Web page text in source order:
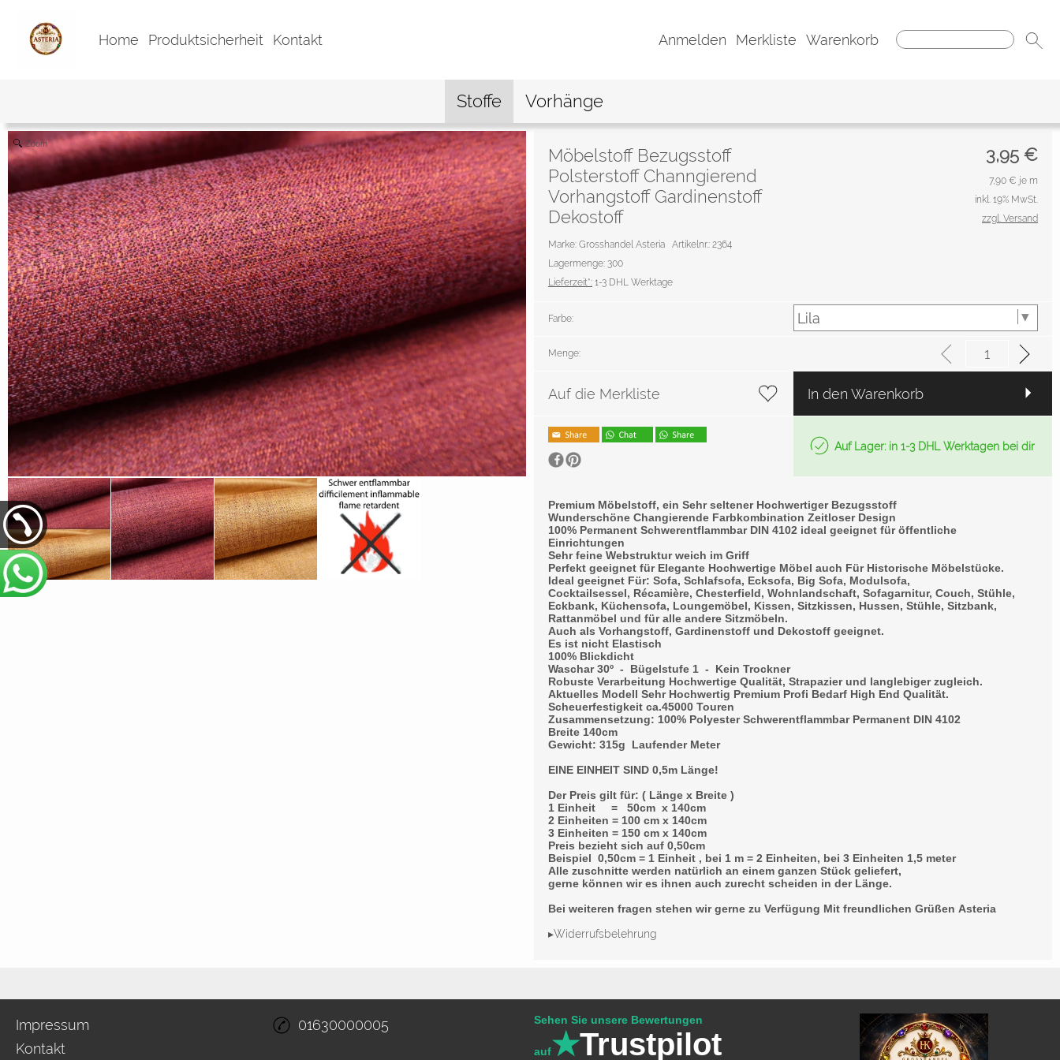
Home Produktsicherheit Kontakt Anmelden Merkliste Warenkorb
Stoffe Vorhänge
Zoom
3,95 €
Möbelstoff Bezugsstoff
Polsterstoff Channgierend
Vorhangstoff Gardinenstoff
Dekostoff
Marke: Grosshandel Asteria Artikelnr.: 2364
Lagermenge: 300
Lieferzeit*: 1-3 DHL Werktage
7,90 € je m
inkl. 19% MwSt.
zzgl. Versand
Farbe:
Menge:
Auf die Merkliste In den Warenkorb
Auf Lager: in 1-3 DHL Werktagen bei dir
Premium Möbelstoff, ein Sehr seltener Hochwertiger Bezugsstoff
Wunderschöne Changierende Farbkombination Zeitloser Design
100% Permanent Schwerentflammbar DIN 4102 ideal geeignet für öffentliche
Einrichtungen
Sehr feine Webstruktur weich im Griff
Perfekt geeignet für Elegante Hochwertige Möbel auch Für Historische Möbelstücke.
Ideal geeignet Für: Sofa, Schlafsofa, Ecksofa, Big Sofa, Modulsofa,
Cocktailsessel, Récamière, Chesterfield, Wohnlandschaft, Sofagarnitur, Couch, Stühle,
Eckbank, Küchensofa, Loungemöbel, Kissen, Sitzkissen, Hussen, Stühle, Sitzbank,
Rattanmöbel und für alle andere Sitzmöbeln.
Auch als Vorhangstoff, Gardinenstoff und Dekostoff geeignet.
Es ist nicht Elastisch
100% Blickdicht
Waschar 30º - Bügelstufe 1 - Kein Trockner
Robuste Verarbeitung Hochwertige Qualität, Strapazier und langlebiger zugleich.
Aktuelles Modell Sehr Hochwertig Premium Profi Bedarf High End Qualität.
Scheuerfestigkeit ca.45000 Touren
Zusammensetzung: 100% Polyester Schwerentflammbar Permanent DIN 4102
Breite 140cm
Gewicht: 315g Laufender Meter
EINE EINHEIT SIND 0,5m Länge!
Der Preis gilt für: ( Länge x Breite )
1 Einheit = 50cm x 140cm
2 Einheiten = 100 cm x 140cm
3 Einheiten = 150 cm x 140cm
Preis bezieht sich auf 0,50cm
Beispiel 0,50cm = 1 Einheit , bei 1 m = 2 Einheiten, bei 3 Einheiten 1,5 meter
Alle zuschnitte werden natürlich an einem ganzen Stück geliefert,
gerne können wir es ihnen auch zurecht scheiden in der Länge.
Bei weiteren fragen stehen wir gerne zu Verfügung Mit freundlichen Grüßen Asteria
▸Widerrufsbelehrung
Impressum
Kontakt
01630000005 Sehen Sie unsere Bewertungen
auf★Trustpilot